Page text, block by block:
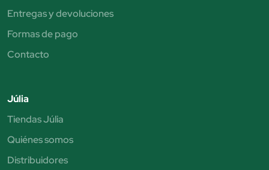
Entregas y devoluciones
Formas de pago
Contacto
Júlia
Tiendas Júlia
Quiénes somos
Distribuidores